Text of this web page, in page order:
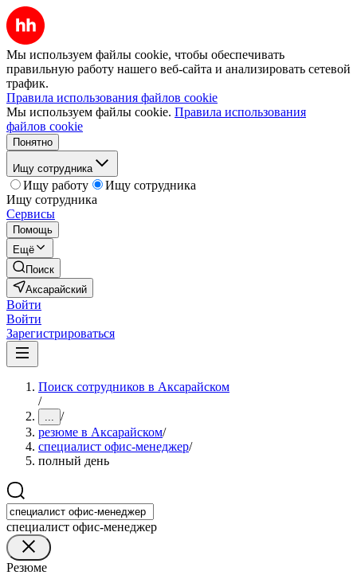
Мы используем файлы cookie, чтобы обеспечивать
правильную работу нашего веб-сайта и анализировать сетевой
трафик.
Правила использования файлов cookie
Мы используем файлы cookie. Правила использования
файлов cookie
Понятно
Ищу сотрудника
Ищу работу
Ищу сотрудника
Ищу сотрудника
Сервисы
Помощь
Ещё
Поиск
Аксарайский
Войти
Войти
Зарегистрироваться
Поиск сотрудников в Аксарайском
/
... /
резюме в Аксарайском/
специалист офис-менеджер/
полный день
специалист офис-менеджер
Резюме